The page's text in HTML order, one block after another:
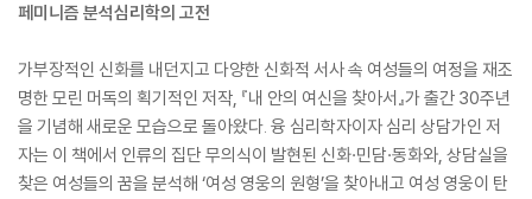
페미니즘 분석심리학의 고전
가부장적인 신화를 내던지고 다양한 신화적 서사 속 여성들의 여정을 재조
명한 모린 머독의 획기적인 저작, 『내 안의 여신을 찾아서』가 출간 30주년
을 기념해 새로운 모습으로 돌아왔다. 융 심리학자이자 심리 상담가인 저
자는 이 책에서 인류의 집단 무의식이 발현된 신화·민담·동화와, 상담실을
찾은 여성들의 꿈을 분석해 ‘여성 영웅의 원형’을 찾아내고 여성 영웅이 탄